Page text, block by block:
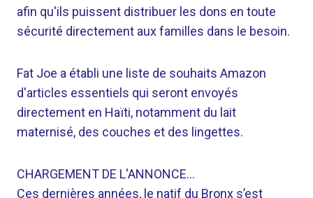
afin qu'ils puissent distribuer les dons en toute
sécurité directement aux familles dans le besoin.
Fat Joe a établi une liste de souhaits Amazon
d'articles essentiels qui seront envoyés
directement en Haïti, notamment du lait
maternisé, des couches et des lingettes.
CHARGEMENT DE L'ANNONCE…
Ces dernières années, le natif du Bronx s’est